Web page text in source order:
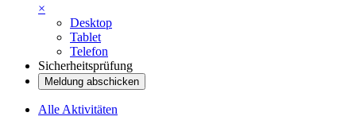
×
Desktop
Tablet
Telefon
Sicherheitsprüfung
Meldung abschicken
Alle Aktivitäten